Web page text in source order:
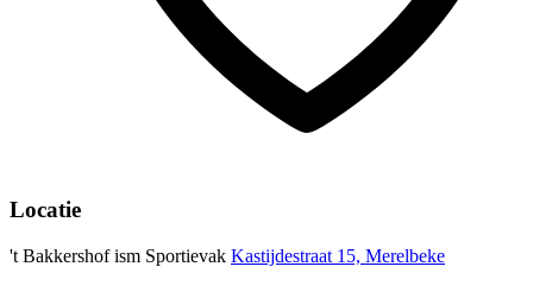
Locatie
't Bakkershof ism Sportievak Kastijdestraat 15, Merelbeke